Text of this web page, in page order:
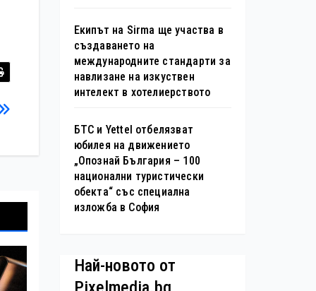
Екипът на Sirma ще участва в
създаването на
международните стандарти за
навлизане на изкуствен
интелект в хотелиерството
БТС и Yettel отбелязват
юбилея на движението
„Опознай България – 100
национални туристически
обекта“ със специална
изложба в София
Най-новото от